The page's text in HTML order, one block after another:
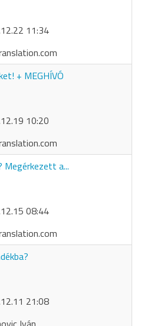
11:34
+ MEGHÍVÓ
10:20
Megérkezett a...
08:44
21:08